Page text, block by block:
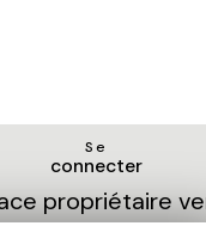
Se
connecter
propriétaire